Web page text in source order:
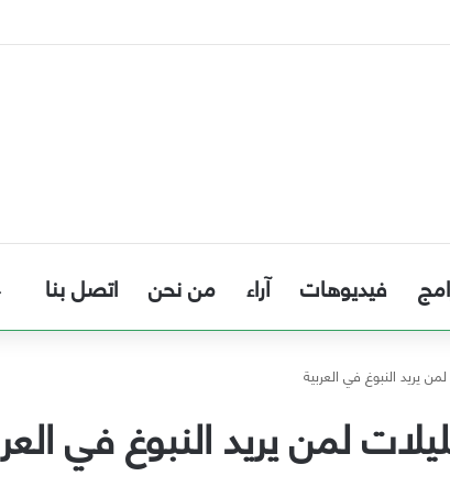
فيديوهات آراء من نحن اتصل بنا
يريد النبوغ في العربية
لمن يريد النبوغ في